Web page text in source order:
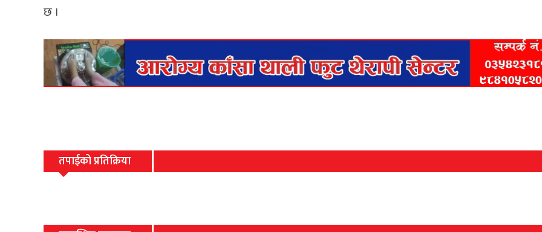
छ ।
तपाईको प्रतिक्रिया